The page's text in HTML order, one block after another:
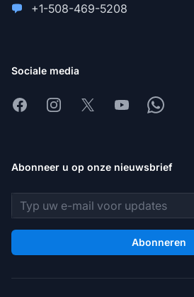
+1-508-469-5208
Sociale media
FacebookInstagram
X YoutubeWhatsapp
Abonneer u op onze nieuwsbrief
E-mailadres
Abonneren